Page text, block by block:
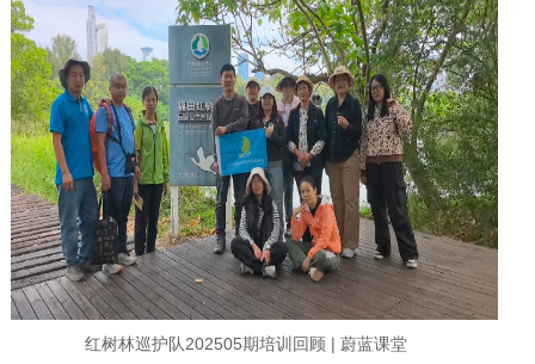
红树林巡护队202505期培训回顾 | 蔚蓝课堂